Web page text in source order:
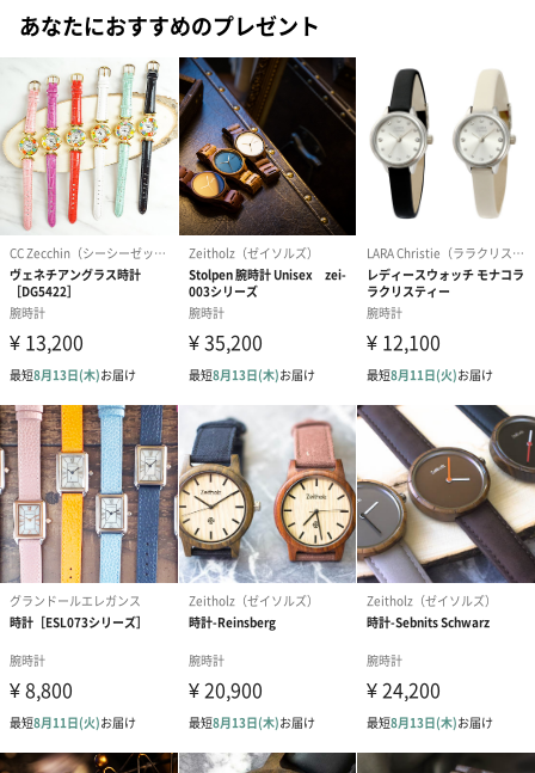
格式ある19世紀の住宅が閑静な通りに並ぶ高級住宅地に位置する
ピムリコ駅から着想を得た『ピムリコシリーズ』。清潔感のある
スタイルを表現するために、美しいホワイトダイヤルに温かみの
あるローズゴールドケースを合わせることで新鮮且つモダンな印
象に仕上げています。
商品仕様
ケースサイズ：34mm
ラグ幅：16mm
ムーヴメント：クォーツ
ダイヤル：ホワイト
ガラス：ダブルドームアクリルレンズ
HENRY LONDON（ヘンリーロンドン）
「HENRY LONDON（ヘンリーロンドン）」は、2015年のバーゼ
ルワールドで発表され、同年10月にデビューしました。
ブランド創立と同時に世界各国のバイヤーからのラブコールを受
けて、ブランド創立から約2年であっという間に世界70か国で取扱
いがスタート。「社会現象を築いた」と言えるほどのスピード感
で、世界中にファンをつくっているブランドです。日本には2016
あなたにおすすめのプレゼント